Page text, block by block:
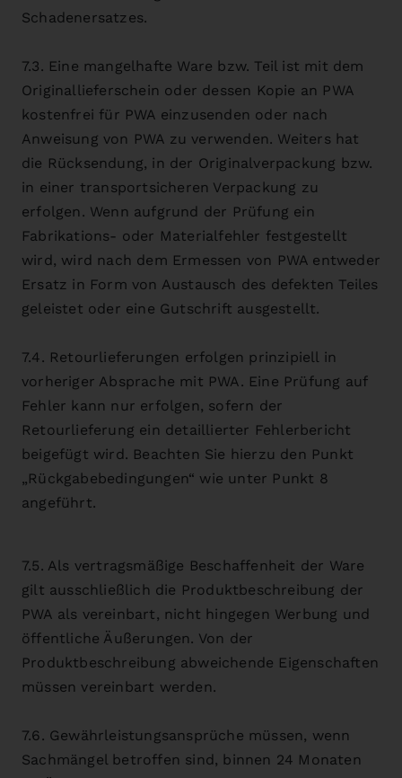
Schadenersatzes.
7.3. Eine mangelhafte Ware bzw. Teil ist mit dem
Originallieferschein oder dessen Kopie an PWA
kostenfrei für PWA einzusenden oder nach
Anweisung von PWA zu verwenden. Weiters hat
die Rücksendung, in der Originalverpackung bzw.
in einer transportsicheren Verpackung zu
erfolgen. Wenn aufgrund der Prüfung ein
Fabrikations- oder Materialfehler festgestellt
wird, wird nach dem Ermessen von PWA entweder
Ersatz in Form von Austausch des defekten Teiles
geleistet oder eine Gutschrift ausgestellt.
7.4. Retourlieferungen erfolgen prinzipiell in
vorheriger Absprache mit PWA. Eine Prüfung auf
Fehler kann nur erfolgen, sofern der
Retourlieferung ein detaillierter Fehlerbericht
beigefügt wird. Beachten Sie hierzu den Punkt
„Rückgabebedingungen“ wie unter Punkt 8
angeführt.
7.5. Als vertragsmäßige Beschaffenheit der Ware
gilt ausschließlich die Produktbeschreibung der
PWA als vereinbart, nicht hingegen Werbung und
öffentliche Äußerungen. Von der
Produktbeschreibung abweichende Eigenschaften
müssen vereinbart werden.
7.6. Gewährleistungsansprüche müssen, wenn
Sachmängel betroffen sind, binnen 24 Monaten